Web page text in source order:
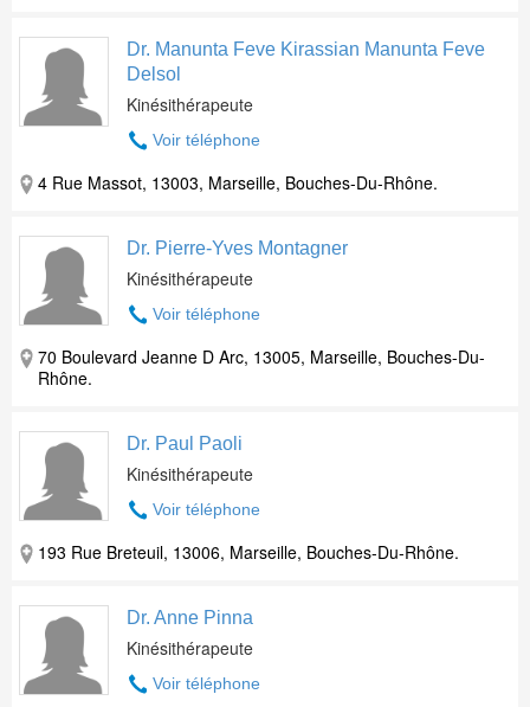
Dr. Manunta Feve Kirassian Manunta Feve
Delsol
Kinésithérapeute
Voir téléphone
4 Rue Massot, 13003, Marseille, Bouches-Du-Rhône.
Dr. Pierre-Yves Montagner
Kinésithérapeute
Voir téléphone
70 Boulevard Jeanne D Arc, 13005, Marseille, Bouches-Du-
Rhône.
Dr. Paul Paoli
Kinésithérapeute
Voir téléphone
193 Rue Breteuil, 13006, Marseille, Bouches-Du-Rhône.
Dr. Anne Pinna
Kinésithérapeute
Voir téléphone